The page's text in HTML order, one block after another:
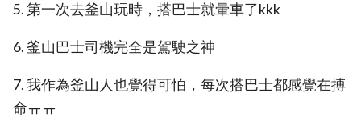
5. 第一次去釜山玩時，搭巴士就暈車了kkk
6. 釜山巴士司機完全是駕駛之神
7. 我作為釜山人也覺得可怕，每次搭巴士都感覺在搏
命ㅠㅠ